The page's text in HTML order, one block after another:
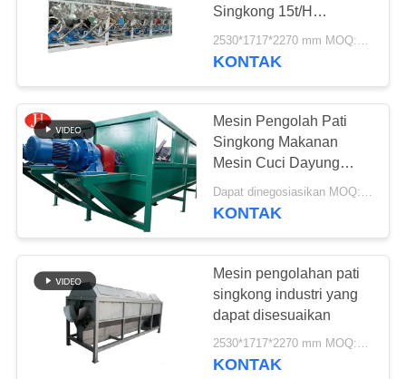
BERITA
PERMINTAAN
PENAWARAN
SITEMAP
KEBIJAKAN
PRIVASI
Singkong 15t/H
Disesuaikan 11Kw
KONTAK
Mesin Pengolah Pati
Singkong Makanan
Mesin Cuci Dayung
Multifungsi
Dapat dinegosiasikan MOQ:1 set
KONTAK
Mesin pengolahan pati
singkong industri yang
dapat disesuaikan
2530*1717*2270 mm MOQ:1 set
KONTAK